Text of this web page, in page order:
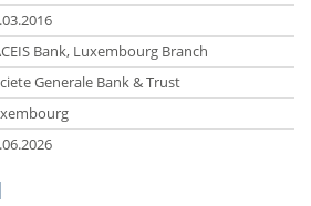
Bank, Luxembourg Branch
Generale Bank & Trust